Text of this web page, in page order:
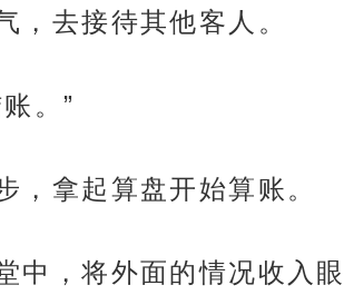
，去接待其他客人。
。”
，拿起算盘开始算账。
中，将外面的情况收入